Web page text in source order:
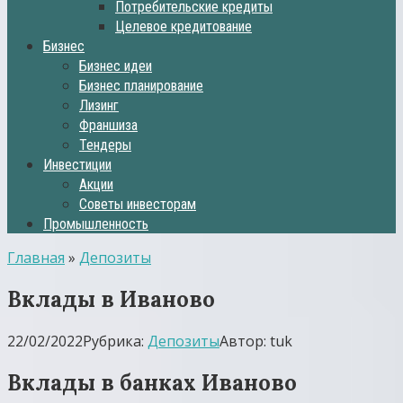
Потребительские кредиты
Целевое кредитование
Бизнес
Бизнес идеи
Бизнес планирование
Лизинг
Франшиза
Тендеры
Инвестиции
Акции
Советы инвесторам
Промышленность
Главная » Депозиты
Вклады в Иваново
22/02/2022Рубрика: ДепозитыАвтор: tuk
Вклады в банках Иваново